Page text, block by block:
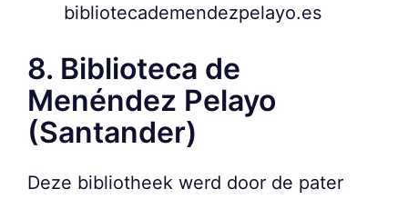
bibliotecademendezpelayo.es
8. Biblioteca de
Menéndez Pelayo
(Santander)
Deze bibliotheek werd door de pater